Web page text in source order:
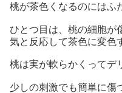
桃が茶色くなるのにはふ
ひとつ目は、桃の細胞が
気と反応して茶色に変色
桃は実が軟らかくってデ
少しの刺激でも簡単に傷